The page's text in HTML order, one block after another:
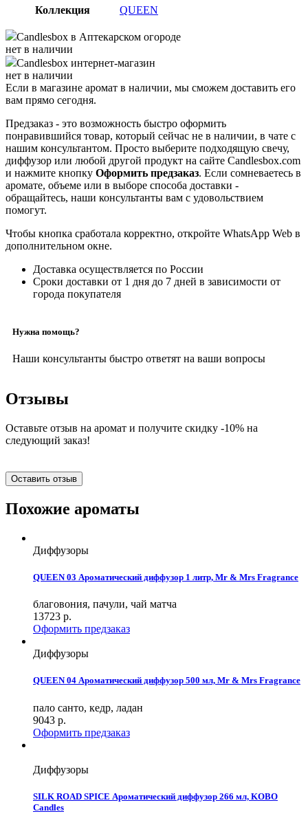
Коллекция QUEEN
Candlesbox в Аптекарском огороде
нет в наличии
Candlesbox интернет-магазин
нет в наличии
Если в магазине аромат в наличии, мы сможем доставить его
вам прямо сегодня.
Предзаказ - это возможность быстро оформить
понравившийся товар, который сейчас не в наличии, в чате с
нашим консультантом. Просто выберите подходящую свечу,
диффузор или любой другой продукт на сайте Candlesbox.com
и нажмите кнопку Оформить предзаказ. Если сомневаетесь в
аромате, объеме или в выборе способа доставки -
обращайтесь, наши консультанты вам с удовольствием
помогут.
Чтобы кнопка сработала корректно, откройте WhatsApp Web в
дополнительном окне.
Доставка осуществляется по России
Сроки доставки от 1 дня до 7 дней в зависимости от
города покупателя
Нужна помощь?
Наши консультанты быстро ответят на ваши вопросы
Отзывы
Оставьте отзыв на аромат и получите скидку -10% на
следующий заказ!
Оставить отзыв
Похожие ароматы
Диффузоры
QUEEN 03 Ароматический диффузор 1 литр, Mr & Mrs Fragrance
благовония, пачули, чай матча
13723 р.
Оформить предзаказ
Диффузоры
QUEEN 04 Ароматический диффузор 500 мл, Mr & Mrs Fragrance
пало санто, кедр, ладан
9043 р.
Оформить предзаказ
Диффузоры
SILK ROAD SPICE Ароматический диффузор 266 мл, KOBO
Candles